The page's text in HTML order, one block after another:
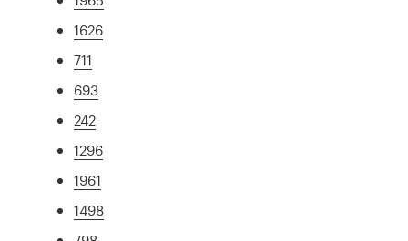
1626
711
693
242
1296
1961
1498